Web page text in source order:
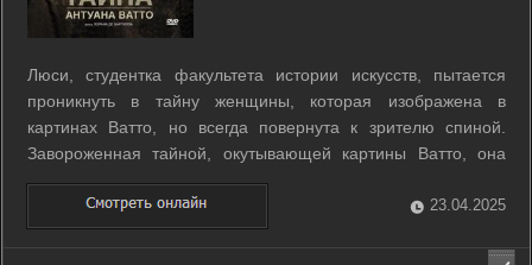
Люси, студентка факультета истории искусств, пытается
проникнуть в тайну женщины, которая изображена в
картинах Ватто, но всегда повернута к зрителю спиной.
Завороженная тайной, окутывающей картины Ватто, она
начинает изучать жизнь художника, который умер от
туберкулеза в возрасте 37 лет в 1721 году. ...
23.04.2025